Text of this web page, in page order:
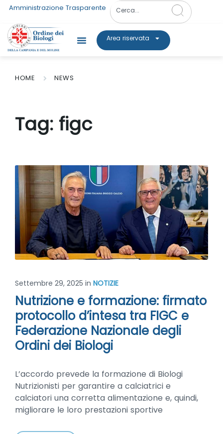
Amministrazione Trasparente
Area riservata
HOME NEWS
Tag: figc
Settembre 29, 2025 in NOTIZIE
Nutrizione e formazione: firmato
protocollo d’intesa tra FIGC e
Federazione Nazionale degli
Ordini dei Biologi
L’accordo prevede la formazione di Biologi
Nutrizionisti per garantire a calciatrici e
calciatori una corretta alimentazione e, quindi,
migliorare le loro prestazioni sportive